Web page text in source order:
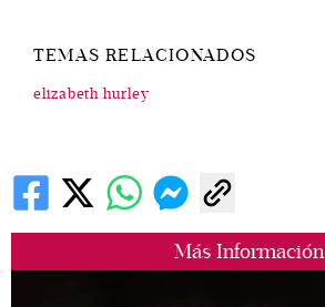
Más Información
TEMAS RELACIONADOS
elizabeth hurley